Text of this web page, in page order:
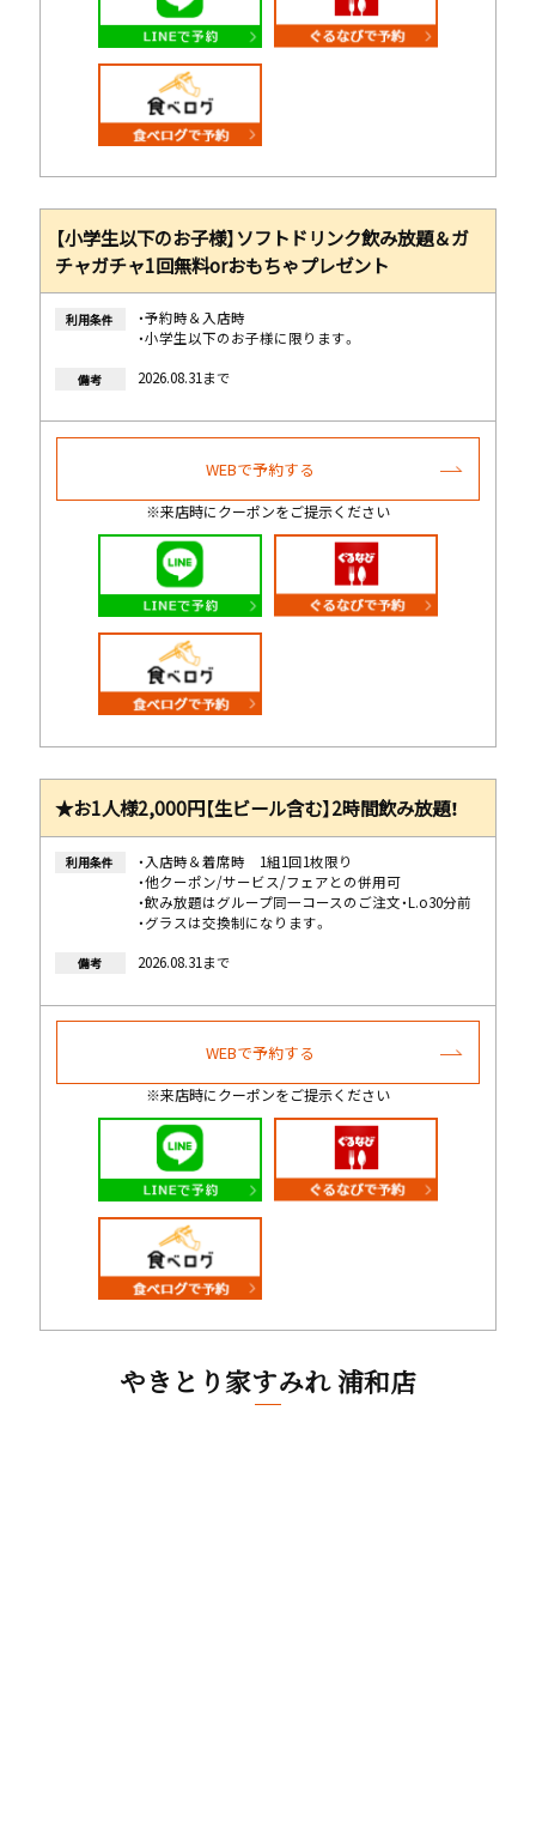
【小学生以下のお子様】ソフトドリンク飲み放題＆ガ
チャガチャ1回無料orおもちゃプレゼント
利用条件
・予約時＆入店時
・小学生以下のお子様に限ります。
備考 2026.08.31まで
WEBで予約する
※来店時にクーポンをご提示ください
★お1人様2,000円【生ビール含む】2時間飲み放題！
利用条件
・入店時＆着席時 1組1回1枚限り
・他クーポン/サービス/フェアとの併用可
・飲み放題はグループ同一コースのご注文・L.o30分前
・グラスは交換制になります。
備考 2026.08.31まで
WEBで予約する
※来店時にクーポンをご提示ください
やきとり家すみれ 浦和店